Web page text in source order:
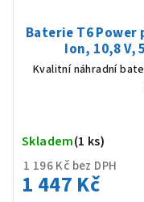
Baterie T6 Power
Ion, 10,8 V,
Kvalitní náhradní
1 196 Kč bez DPH
1 447 Kč
Skladem(1 ks)